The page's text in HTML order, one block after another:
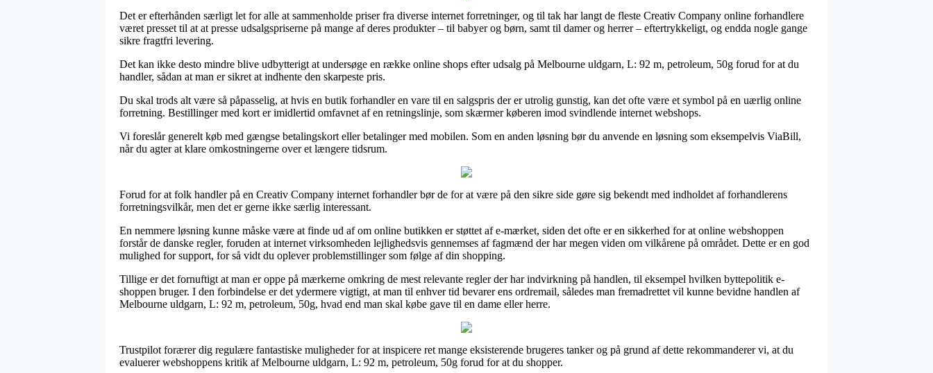
Det er efterhånden særligt let for alle at sammenholde priser fra diverse internet forretninger, og til tak har langt de fleste Creativ Company online forhandlere
været presset til at at presse udsalgspriserne på mange af deres produkter – til babyer og børn, samt til damer og herrer – eftertrykkeligt, og endda nogle gange
sikre fragtfri levering.
Det kan ikke desto mindre blive udbytterigt at undersøge en række online shops efter udsalg på Melbourne uldgarn, L: 92 m, petroleum, 50g forud for at du
handler, sådan at man er sikret at indhente den skarpeste pris.
Du skal trods alt være så påpasselig, at hvis en butik forhandler en vare til en salgspris der er utrolig gunstig, kan det ofte være et symbol på en uærlig online
forretning. Bestillinger med kort er imidlertid omfavnet af en retningslinje, som skærmer køberen imod svindlende internet webshops.
Vi foreslår generelt køb med gængse betalingskort eller betalinger med mobilen. Som en anden løsning bør du anvende en løsning som eksempelvis ViaBill,
når du agter at klare omkostningerne over et længere tidsrum.
Forud for at folk handler på en Creativ Company internet forhandler bør de for at være på den sikre side gøre sig bekendt med indholdet af forhandlerens
forretningsvilkår, men det er gerne ikke særlig interessant.
En nemmere løsning kunne måske være at finde ud af om online butikken er støttet af e-mærket, siden det ofte er en sikkerhed for at online webshoppen
forstår de danske regler, foruden at internet virksomheden lejlighedsvis gennemses af fagmænd der har megen viden om vilkårene på området. Dette er en god
mulighed for support, for så vidt du oplever problemstillinger som følge af din shopping.
Tillige er det fornuftigt at man er oppe på mærkerne omkring de mest relevante regler der har indvirkning på handlen, til eksempel hvilken byttepolitik e-
shoppen bruger. I den forbindelse er det ydermere vigtigt, at man til enhver tid bevarer ens ordremail, således man fremadrettet vil kunne bevidne handlen af
Melbourne uldgarn, L: 92 m, petroleum, 50g, hvad end man skal købe gave til en dame eller herre.
Trustpilot forærer dig regulære fantastiske muligheder for at inspicere ret mange eksisterende brugeres tanker og på grund af dette rekommanderer vi, at du
evaluerer webshoppens kritik af Melbourne uldgarn, L: 92 m, petroleum, 50g forud for at du shopper.